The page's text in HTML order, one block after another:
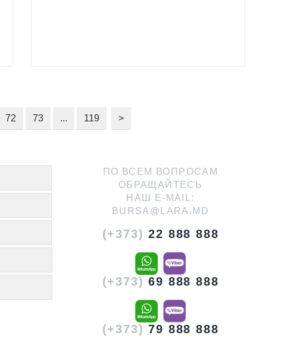
72 73 ... 119 >
ПО ВСЕМ ВОПРОСАМ
ОБРАЩАЙТЕСЬ
НАШ E-MAIL:
BURSA@LARA.MD
(+373) 22 888 888
(+373) 69 888 888
(+373) 79 888 888